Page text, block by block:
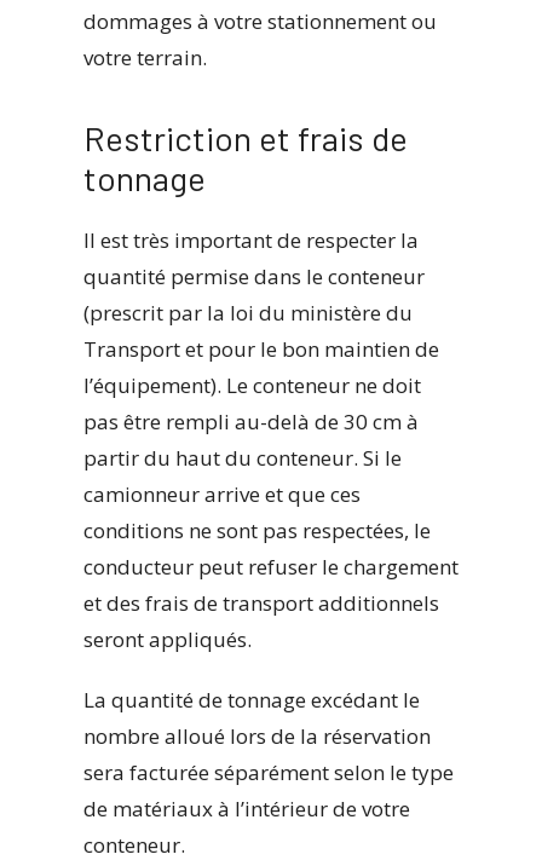
dommages à votre stationnement ou
votre terrain.
Restriction et frais de
tonnage
Il est très important de respecter la
quantité permise dans le conteneur
(prescrit par la loi du ministère du
Transport et pour le bon maintien de
l’équipement). Le conteneur ne doit
pas être rempli au-delà de 30 cm à
partir du haut du conteneur. Si le
camionneur arrive et que ces
conditions ne sont pas respectées, le
conducteur peut refuser le chargement
et des frais de transport additionnels
seront appliqués.
La quantité de tonnage excédant le
nombre alloué lors de la réservation
sera facturée séparément selon le type
de matériaux à l’intérieur de votre
conteneur.